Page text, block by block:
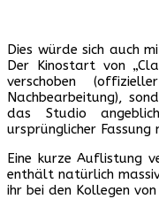
Dies würde sich auch
Der Kinostart von
verschoben
Nachbearbeitung),
das Studio
ursprünglicher Fassung
Eine kurze Auflistung
enthält natürlich
ihr bei den Kollegen von